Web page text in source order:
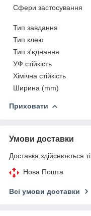
Сфери застосування
Тип завдання
Тип клею
Тип з'єднання
УФ стійкість
Хімічна стійкість
Ширина (mm)
Приховати
Умови доставки
Доставка здійснюється
Нова Пошта
Всі умови доставки